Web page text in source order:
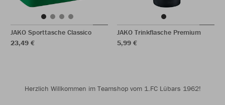
JAKO Sporttasche Classico
23,49 €
JAKO Trinkflasche Premium
5,99 €
Herzlich Willkommen im Teamshop vom 1.FC Lübars 1962!